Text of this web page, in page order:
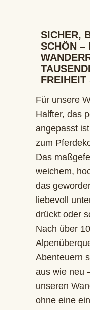
SICHER,
SCHÖN –
FREIHEIT
Für unsere
Halfter, das
angepasst
zum
Das
weichem,
das
liebevoll
drückt oder
Nach über
Abenteuern
aus wie neu
unseren
ohne eine